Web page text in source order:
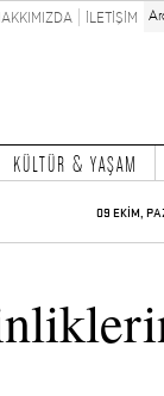
İLETİŞİM
KÜLTÜR & YAŞAM
09 EKİM,